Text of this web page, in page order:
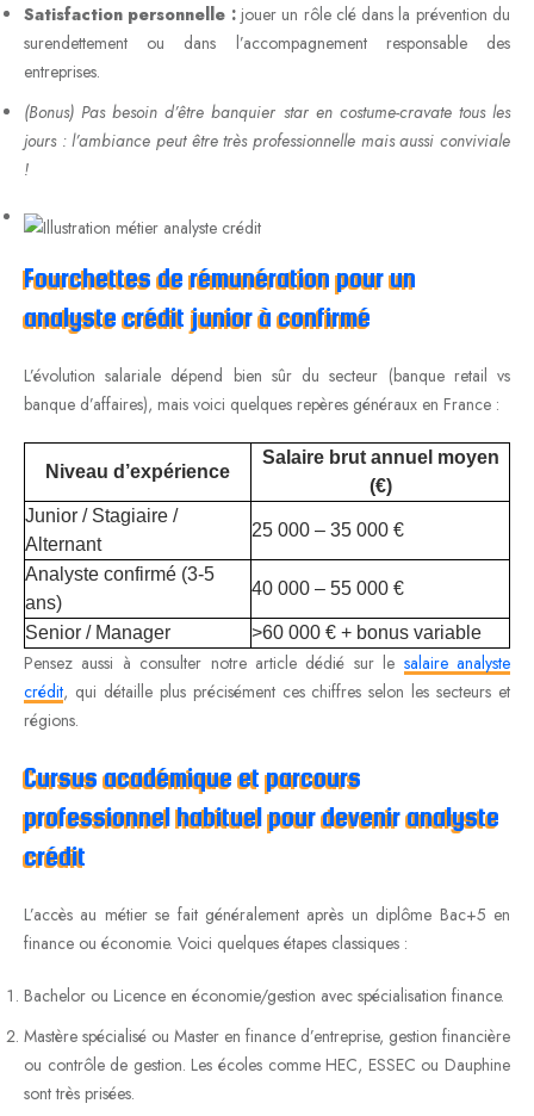
Satisfaction personnelle :jouer un rôle clé dans la prévention du
surendettement ou dans l’accompagnement responsable des
entreprises.
(Bonus) Pas besoin d’être banquier star en costume-cravate tous les
jours : l’ambiance peut être très professionnelle mais aussi conviviale
!
Fourchettes de rémunération pour un
analyste crédit junior à confirmé
L’évolution salariale dépend bien sûr du secteur (banque retail vs
banque d’affaires), mais voici quelques repères généraux en France :
Niveau d’expérience
Salaire brut annuel moyen
(€)
Junior / Stagiaire /
Alternant
25 000 – 35 000 €
Analyste confirmé (3-5
ans)
40 000 – 55 000 €
Senior / Manager >60 000 € + bonus variable
Pensez aussi à consulter notre article dédié sur le salaire analyste
crédit, qui détaille plus précisément ces chiffres selon les secteurs et
régions.
Cursus académique et parcours
professionnel habituel pour devenir analyste
crédit
L’accès au métier se fait généralement après un diplôme Bac+5 en
finance ou économie. Voici quelques étapes classiques :
Bachelor ou Licence en économie/gestion avec spécialisation finance.
Mastère spécialisé ou Master en finance d’entreprise, gestion financière
ou contrôle de gestion. Les écoles comme HEC, ESSEC ou Dauphine
sont très prisées.